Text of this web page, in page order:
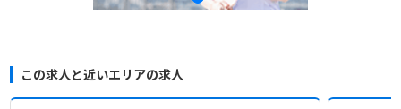
この求人と近いエリアの求人